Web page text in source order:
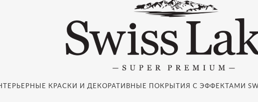
КРАСКИ И ДЕКОРАТИВНЫЕ ПОКРЫТИЯ С ЭФФЕКТАМИ